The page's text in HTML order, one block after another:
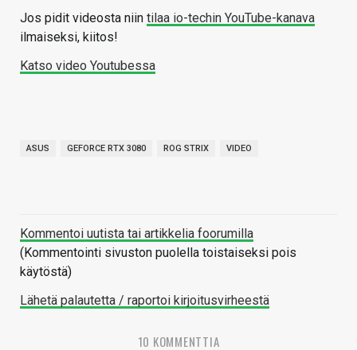
Jos pidit videosta niin tilaa io-techin YouTube-kanava
ilmaiseksi, kiitos!
Katso video Youtubessa
ASUS GEFORCE RTX 3080 ROG STRIX VIDEO
Kommentoi uutista tai artikkelia foorumilla
(Kommentointi sivuston puolella toistaiseksi pois
käytöstä)
Lähetä palautetta / raportoi kirjoitusvirheestä
10 KOMMENTTIA